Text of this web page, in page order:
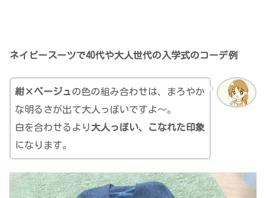
ネイビースーツで40代や大人世代の入学式のコーデ例
紺×ベージュ の色の組み合わせは、まろやか
な明るさが出て大人っぽいですよ～。
白を合わせるより 大人っぽい、こなれた印象
になります。